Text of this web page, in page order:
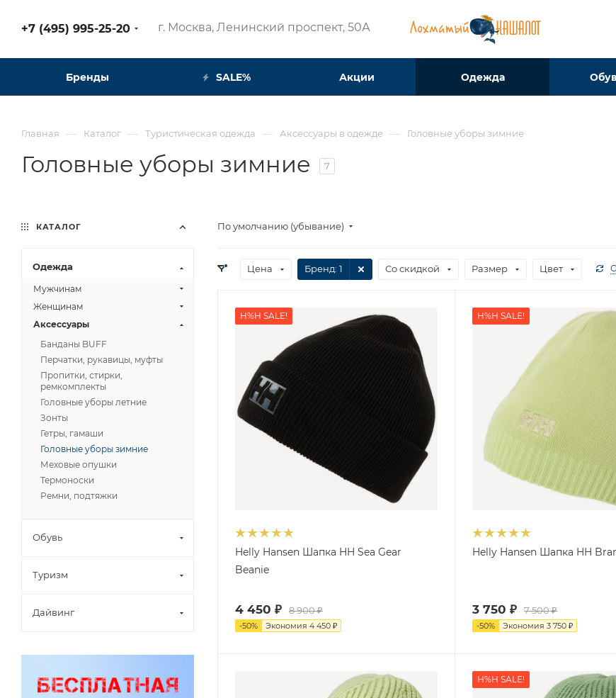
+7 (495) 995-25-20​ г. Москва, Ленинский проспект, 50А​
Бренды SALE% Акции Одежда
Главная — Каталог — Туристическая одежда — Аксессуары в одежде — Головные уборы зимние
Головные уборы зимние 7
По умолчанию (убывание)
Цена Бренд: 1 Со скидкой Размер Цвет
H%H SALE!
Helly Hansen Шапка HH Sea Gear
Beanie
4 450 ₽ 8 900₽
-50% Экономия 4 450 ₽
H%H SALE!
Helly Hansen Шапка HH
3 750 ₽ 7 500₽
-50% Экономия3 750 ₽
H%H SALE!
КАТАЛОГ
Одежда
Мужчинам
Женщинам
Аксессуары
Банданы BUFF
Перчатки, рукавицы, муфты
Пропитки, стирки,
ремкомплекты
Головные уборы летние
Зонты
Гетры, гамаши
Головные уборы зимние
Меховые опушки
Термоноски
Ремни, подтяжки
Обувь
Туризм
Дайвинг